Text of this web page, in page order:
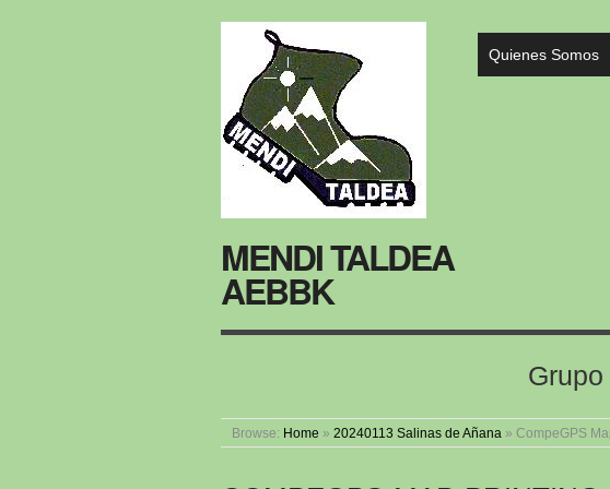
MENDI TALDEA
AEBBK
Quienes Somos
Browse: Home » 20240113 Salinas de Añana » CompeGPS